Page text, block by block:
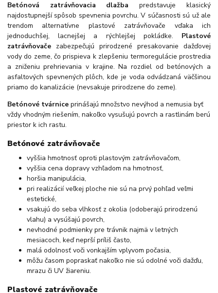
Betónová zatrávňovacia dlažbapredstavuje klasický
najdostupnejší spôsob spevnenia povrchu. V súčasnosti sú už ale
trendom alternatívne plastové zatrávňovače vďaka ich
jednoduchšej, lacnejšej a rýchlejšej pokládke. Plastové
zatrávňovače zabezpečujú prirodzené presakovanie dažďovej
vody do zeme, čo prispieva k zlepšeniu termoregulácie prostredia
a zniženiu prehrievania v krajine. Na rozdiel od betónových a
asfaltových spevnených plôch, kde je voda odvádzaná väčšinou
priamo do kanalizácie (nevsakuje prirodzene do zeme).
Betónové tvárnice prinášajú množstvo nevýhod a nemusia byť
vždy vhodným riešením, nakoľko vysušujú povrch a rastlinám berú
priestor k ich rastu.
Betónové zatrávňovače
vyššia hmotnosť oproti plastovým zatrávňovačom,
vyššia cena dopravy vzhľadom na hmotnosť,
horšia manipulácia,
pri realizácií veľkej ploche nie sú na prvý pohľad veľmi
estetické,
vsakujú do seba vlhkosť z okolia (odoberajú prirodzenú
vlahu) a vysúšajú povrch,
nevhodné podmienky pre trávnik najmä v letných
mesiacoch, keď neprší príliš často,
malá odolnosť voči vonkajším vplyvom počasia,
môžu časom popraskať nakoľko nie sú odolné voči dažďu,
mrazu či UV žiareniu.
Plastové zatrávňovače